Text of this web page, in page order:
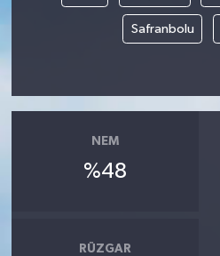
Safranbolu
NEM
%48
RÜZGAR